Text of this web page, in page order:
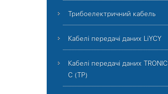
Трибоелектричний кабель
Кабелі передачі даних LiYCY
Кабелі передачі даних TRONIC
C (TP)